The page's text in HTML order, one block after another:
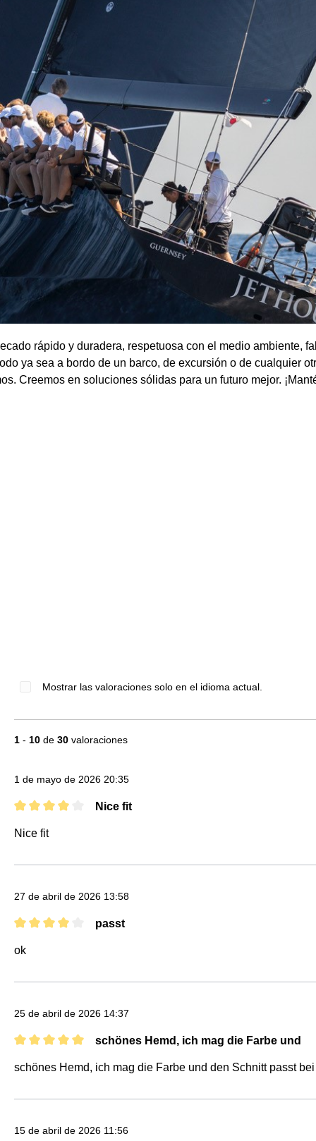
rápido y duradera, respetuosa con el medio ambiente,
ya sea a bordo de un barco, de excursión o de cualquier
Creemos en soluciones sólidas para un futuro mejor.
Mostrar las valoraciones solo en el idioma actual.
1 - 10 de 30 valoraciones
1 de mayo de 2026 20:35
Nice fit
Nice fit
27 de abril de 2026 13:58
passt
ok
25 de abril de 2026 14:37
schönes Hemd, ich mag die Farbe und
schönes Hemd, ich mag die Farbe und den Schnitt passt
15 de abril de 2026 11:56